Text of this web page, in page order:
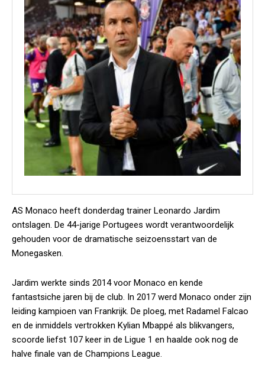
AS Monaco heeft donderdag trainer Leonardo Jardim
ontslagen. De 44-jarige Portugees wordt verantwoordelijk
gehouden voor de dramatische seizoensstart van de
Monegasken.
Jardim werkte sinds 2014 voor Monaco en kende
fantastsiche jaren bij de club. In 2017 werd Monaco onder zijn
leiding kampioen van Frankrijk. De ploeg, met Radamel Falcao
en de inmiddels vertrokken Kylian Mbappé als blikvangers,
scoorde liefst 107 keer in de Ligue 1 en haalde ook nog de
halve finale van de Champions League.